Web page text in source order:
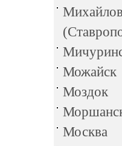
Можайск
Моздок
Москва